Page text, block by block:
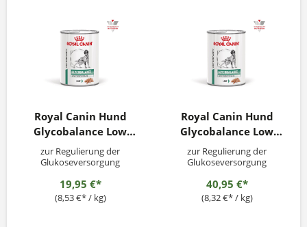
Royal Canin Hund
Glycobalance Low
Carb Mousse 12x195g
zur Regulierung der
Glukoseversorgung
19,95 €*
(8,53 €* / kg)
Royal Canin Hund
Glycobalance Low
Carb Mousse 12x410g
zur Regulierung der
Glukoseversorgung
40,95 €*
(8,32 €* / kg)